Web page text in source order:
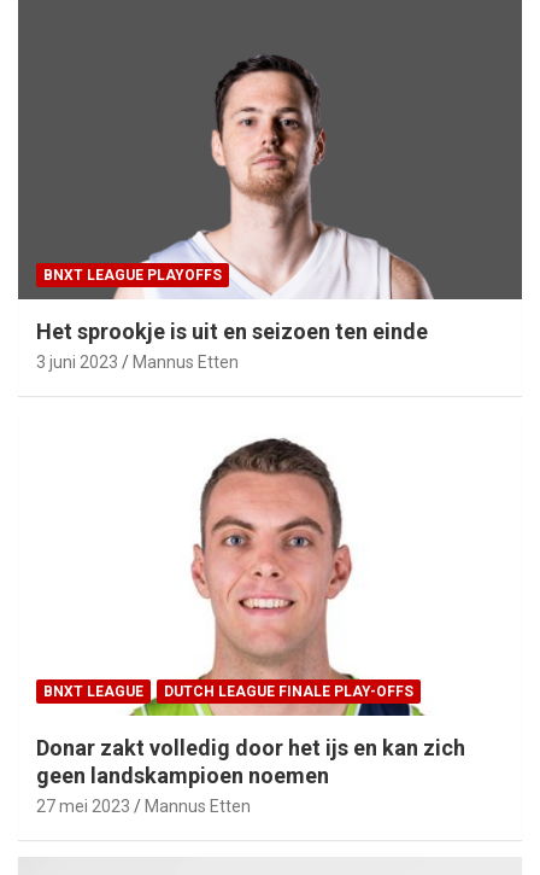
BNXT LEAGUE PLAYOFFS
Het sprookje is uit en seizoen ten einde
3 juni 2023 Mannus Etten
BNXT LEAGUE DUTCH LEAGUE FINALE PLAY-OFFS
Donar zakt volledig door het ijs en kan zich
geen landskampioen noemen
27 mei 2023 Mannus Etten